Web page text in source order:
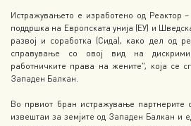
Истражувањето е изработено од Реактор
поддршка на Европската унија (ЕУ) и
развој и соработка (Сида), како дел од
справување со овој вид на
работничките права на жените“, која се
Западен Балкан.
Во првиот бран истражување партнерите
извештаи за земјите од Западен Балкан и